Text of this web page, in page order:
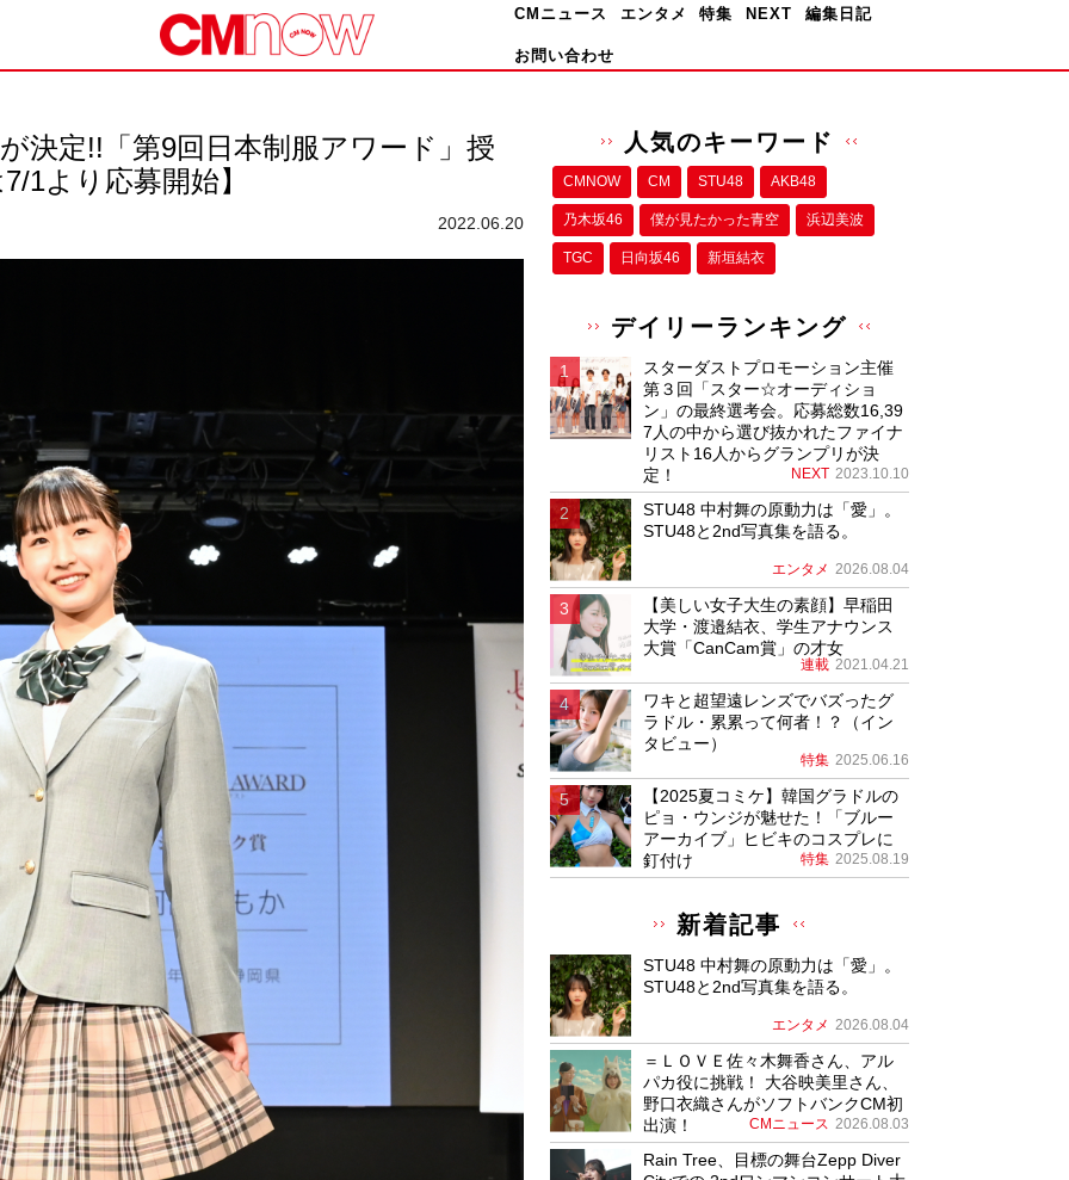
CMニュース エンタメ 特集 NEXT 編集日記
お問い合わせ
決定!!「第9回日本制服アワード」授
1より応募開始】
2022.06.20
人気のキーワード
CMNOW CM STU48 AKB48
乃木坂46 僕が⾒たかった⻘空 浜辺美波
TGC 日向坂46 新垣結衣
デイリーランキング
スターダストプロモーション主催
第３回「スター☆オーディショ
ン」の最終選考会。応募総数16,39
7人の中から選び抜かれたファイナ
リスト16人からグランプリが決
定！
NEXT 2023.10.10
STU48 中村舞の原動力は「愛」。
STU48と2nd写真集を語る。
エンタメ 2026.08.04
【美しい女子大生の素顔】早稲田
大学・渡邉結衣、学生アナウンス
大賞「CanCam賞」の才女
連載 2021.04.21
ワキと超望遠レンズでバズったグ
ラドル・累累って何者！？（イン
タビュー）
特集 2025.06.16
【2025夏コミケ】韓国グラドルの
ピョ・ウンジが魅せた！「ブルー
アーカイブ」ヒビキのコスプレに
釘付け
特集 2025.08.19
新着記事
STU48 中村舞の原動力は「愛」。
STU48と2nd写真集を語る。
エンタメ 2026.08.04
＝ＬＯＶＥ佐々木舞香さん、アル
パカ役に挑戦！ 大谷映美里さん、
野口衣織さんがソフトバンクCM初
出演！
CMニュース 2026.08.03
Rain Tree、目標の舞台Zepp Diver